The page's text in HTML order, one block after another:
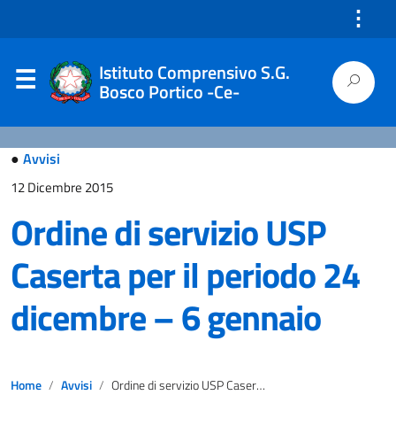
⋮
Istituto Comprensivo S.G.
Bosco Portico -Ce-
● Avvisi
12 Dicembre 2015
Ordine di servizio USP
Caserta per il periodo 24
dicembre – 6 gennaio
Home Avvisi Ordine di servizio USP Caserta per il periodo 24 dicembre – 6 gennaio